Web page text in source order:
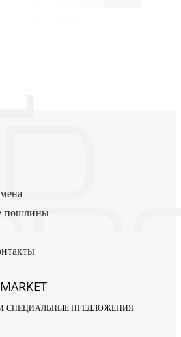
пошлины
СПЕЦИАЛЬНЫЕ ПРЕДЛОЖЕНИЯ